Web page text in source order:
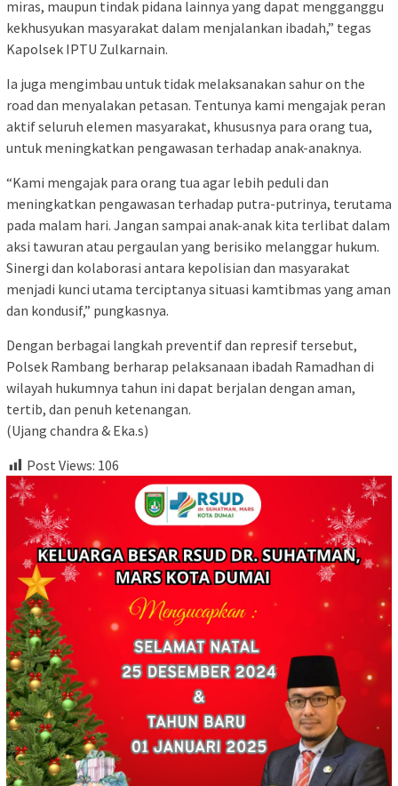
miras, maupun tindak pidana lainnya yang dapat mengganggu
kekhusyukan masyarakat dalam menjalankan ibadah,” tegas
Kapolsek IPTU Zulkarnain.
Ia juga mengimbau untuk tidak melaksanakan sahur on the
road dan menyalakan petasan. Tentunya kami mengajak peran
aktif seluruh elemen masyarakat, khususnya para orang tua,
untuk meningkatkan pengawasan terhadap anak-anaknya.
“Kami mengajak para orang tua agar lebih peduli dan
meningkatkan pengawasan terhadap putra-putrinya, terutama
pada malam hari. Jangan sampai anak-anak kita terlibat dalam
aksi tawuran atau pergaulan yang berisiko melanggar hukum.
Sinergi dan kolaborasi antara kepolisian dan masyarakat
menjadi kunci utama terciptanya situasi kamtibmas yang aman
dan kondusif,” pungkasnya.
Dengan berbagai langkah preventif dan represif tersebut,
Polsek Rambang berharap pelaksanaan ibadah Ramadhan di
wilayah hukumnya tahun ini dapat berjalan dengan aman,
tertib, dan penuh ketenangan.
(Ujang chandra & Eka.s)
Post Views: 106